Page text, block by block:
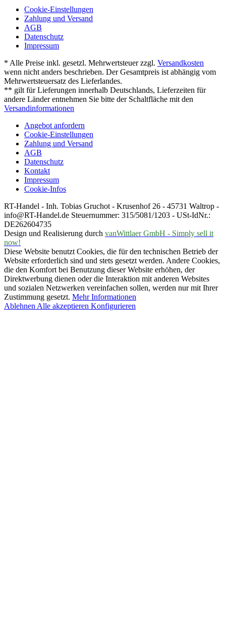
Cookie-Einstellungen
Zahlung und Versand
AGB
Datenschutz
Impressum
* Alle Preise inkl. gesetzl. Mehrwertsteuer zzgl. Versandkosten
wenn nicht anders beschrieben. Der Gesamtpreis ist abhängig vom
Mehrwertsteuersatz des Lieferlandes.
** gilt für Lieferungen innerhalb Deutschlands, Lieferzeiten für
andere Länder entnehmen Sie bitte der Schaltfläche mit den
Versandinformationen
Angebot anfordern
Cookie-Einstellungen
Zahlung und Versand
AGB
Datenschutz
Kontakt
Impressum
Cookie-Infos
RT-Handel - Inh. Tobias Gruchot - Krusenhof 26 - 45731 Waltrop -
info@RT-Handel.de Steuernummer: 315/5081/1203 - USt-IdNr.:
DE262604735
Design und Realisierung durch vanWittlaer GmbH - Simply sell it
now!
Diese Website benutzt Cookies, die für den technischen Betrieb der
Website erforderlich sind und stets gesetzt werden. Andere Cookies,
die den Komfort bei Benutzung dieser Website erhöhen, der
Direktwerbung dienen oder die Interaktion mit anderen Websites
und sozialen Netzwerken vereinfachen sollen, werden nur mit Ihrer
Zustimmung gesetzt. Mehr Informationen
Ablehnen Alle akzeptieren Konfigurieren